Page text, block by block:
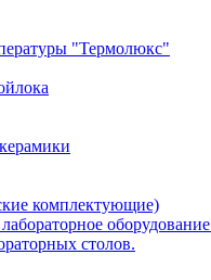
"Термолюкс"
комплектующие)
оборудование
столов.